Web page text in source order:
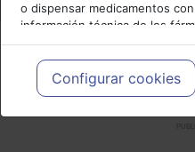
o dispensar medicamentos
información técnica de los
meramente informativo,
profesionales facultados
cada caso concreto, el
necesidades del paciente.
Configurar cookies